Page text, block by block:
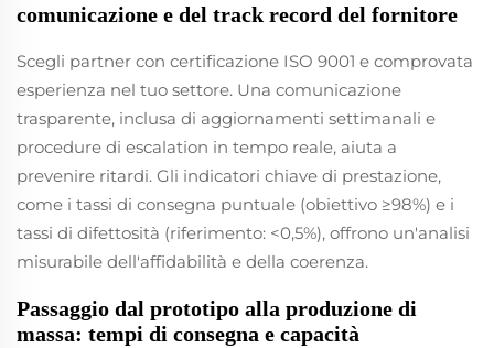
comunicazione e del track record del fornitore
Scegli partner con certificazione ISO 9001 e comprovata
esperienza nel tuo settore. Una comunicazione
trasparente, inclusa di aggiornamenti settimanali e
procedure di escalation in tempo reale, aiuta a
prevenire ritardi. Gli indicatori chiave di prestazione,
come i tassi di consegna puntuale (obiettivo ≥98%) e i
tassi di difettosità (riferimento: <0,5%), offrono un'analisi
misurabile dell'affidabilità e della coerenza.
Passaggio dal prototipo alla produzione di
massa: tempi di consegna e capacità